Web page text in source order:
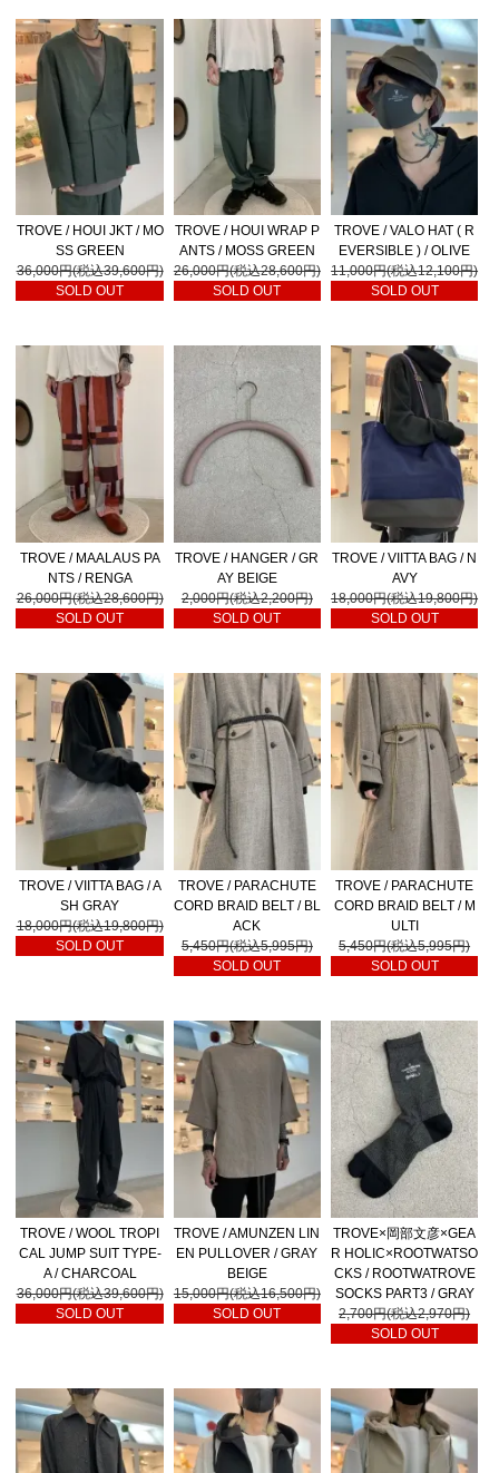
TROVE / HOUI JKT / MO
SS GREEN
36,000円(税込39,600円)
SOLD OUT
TROVE / HOUI WRAP P
ANTS / MOSS GREEN
26,000円(税込28,600円)
SOLD OUT
TROVE / VALO HAT ( R
EVERSIBLE ) / OLIVE
11,000円(税込12,100円)
SOLD OUT
TROVE / MAALAUS PA
NTS / RENGA
26,000円(税込28,600円)
SOLD OUT
TROVE / HANGER / GR
AY BEIGE
2,000円(税込2,200円)
SOLD OUT
TROVE / VIITTA BAG / N
AVY
18,000円(税込19,800円)
SOLD OUT
TROVE / VIITTA BAG / A
SH GRAY
18,000円(税込19,800円)
SOLD OUT
TROVE / PARACHUTE
CORD BRAID BELT / BL
ACK
5,450円(税込5,995円)
SOLD OUT
TROVE / PARACHUTE
CORD BRAID BELT / M
ULTI
5,450円(税込5,995円)
SOLD OUT
TROVE / WOOL TROPI
CAL JUMP SUIT TYPE-
A / CHARCOAL
36,000円(税込39,600円)
SOLD OUT
TROVE / AMUNZEN LIN
EN PULLOVER / GRAY
BEIGE
15,000円(税込16,500円)
SOLD OUT
TROVE×岡部文彦×GEA
R HOLIC×ROOTWATSO
CKS / ROOTWATROVE
SOCKS PART3 / GRAY
2,700円(税込2,970円)
SOLD OUT